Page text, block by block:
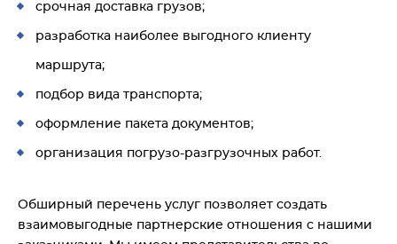
срочная доставка грузов;
разработка наиболее выгодного клиенту
маршрута;
подбор вида транспорта;
оформление пакета документов;
организация погрузо-разгрузочных работ.
Обширный перечень услуг позволяет создать
взаимовыгодные партнерские отношения с нашими